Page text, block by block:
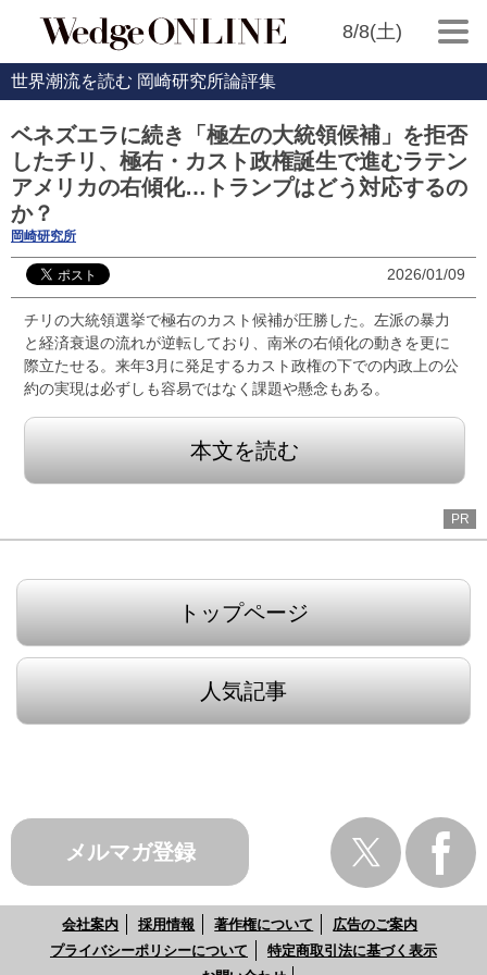
8/8(土)
世界潮流を読む 岡崎研究所論評集
ベネズエラに続き「極左の大統領候補」を拒否
したチリ、極右・カスト政権誕生で進むラテン
アメリカの右傾化…トランプはどう対応するの
か？
岡崎研究所
2026/01/09
チリの大統領選挙で極右のカスト候補が圧勝した。左派の暴力
と経済衰退の流れが逆転しており、南米の右傾化の動きを更に
際立たせる。来年3月に発足するカスト政権の下での内政上の公
約の実現は必ずしも容易ではなく課題や懸念もある。
本文を読む
PR
トップページ
人気記事
メルマガ登録
会社案内 採用情報 著作権について
広告のご案内
プライバシーポリシーについて
特定商取引法に基づく表示